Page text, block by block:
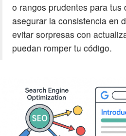
o rangos prudentes para tus
asegurar la consistencia en
evitar sorpresas con
puedan romper tu código.